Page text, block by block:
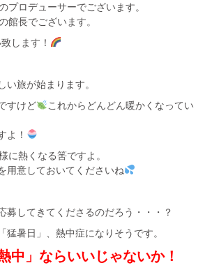
プロデューサーでございます。
館長でございます。
します！
い旅が始まります。
すけど
これからどんどん暖かくなってい
よ！
に熱くなる筈ですよ。
用意しておいてくださいね
募してきてくださるのだろう・・・？
猛暑日」、熱中症になりそうです。
中」ならいいじゃないか！